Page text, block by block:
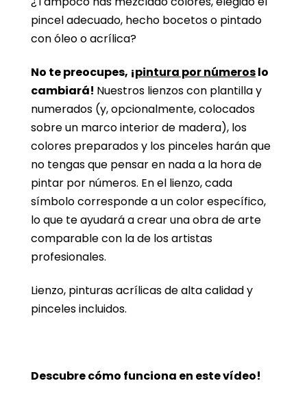
pincel adecuado, hecho bocetos o pintado
con óleo o acrílica?
No te preocupes, ¡pintura por númeroslo
cambiará! Nuestros lienzos con plantilla y
numerados (y, opcionalmente, colocados
sobre un marco interior de madera), los
colores preparados y los pinceles harán que
no tengas que pensar en nada a la hora de
pintar por números. En el lienzo, cada
símbolo corresponde a un color específico,
lo que te ayudará a crear una obra de arte
comparable con la de los artistas
profesionales.
Lienzo, pinturas acrílicas de alta calidad y
pinceles incluidos.
Descubre cómo funciona en este vídeo!